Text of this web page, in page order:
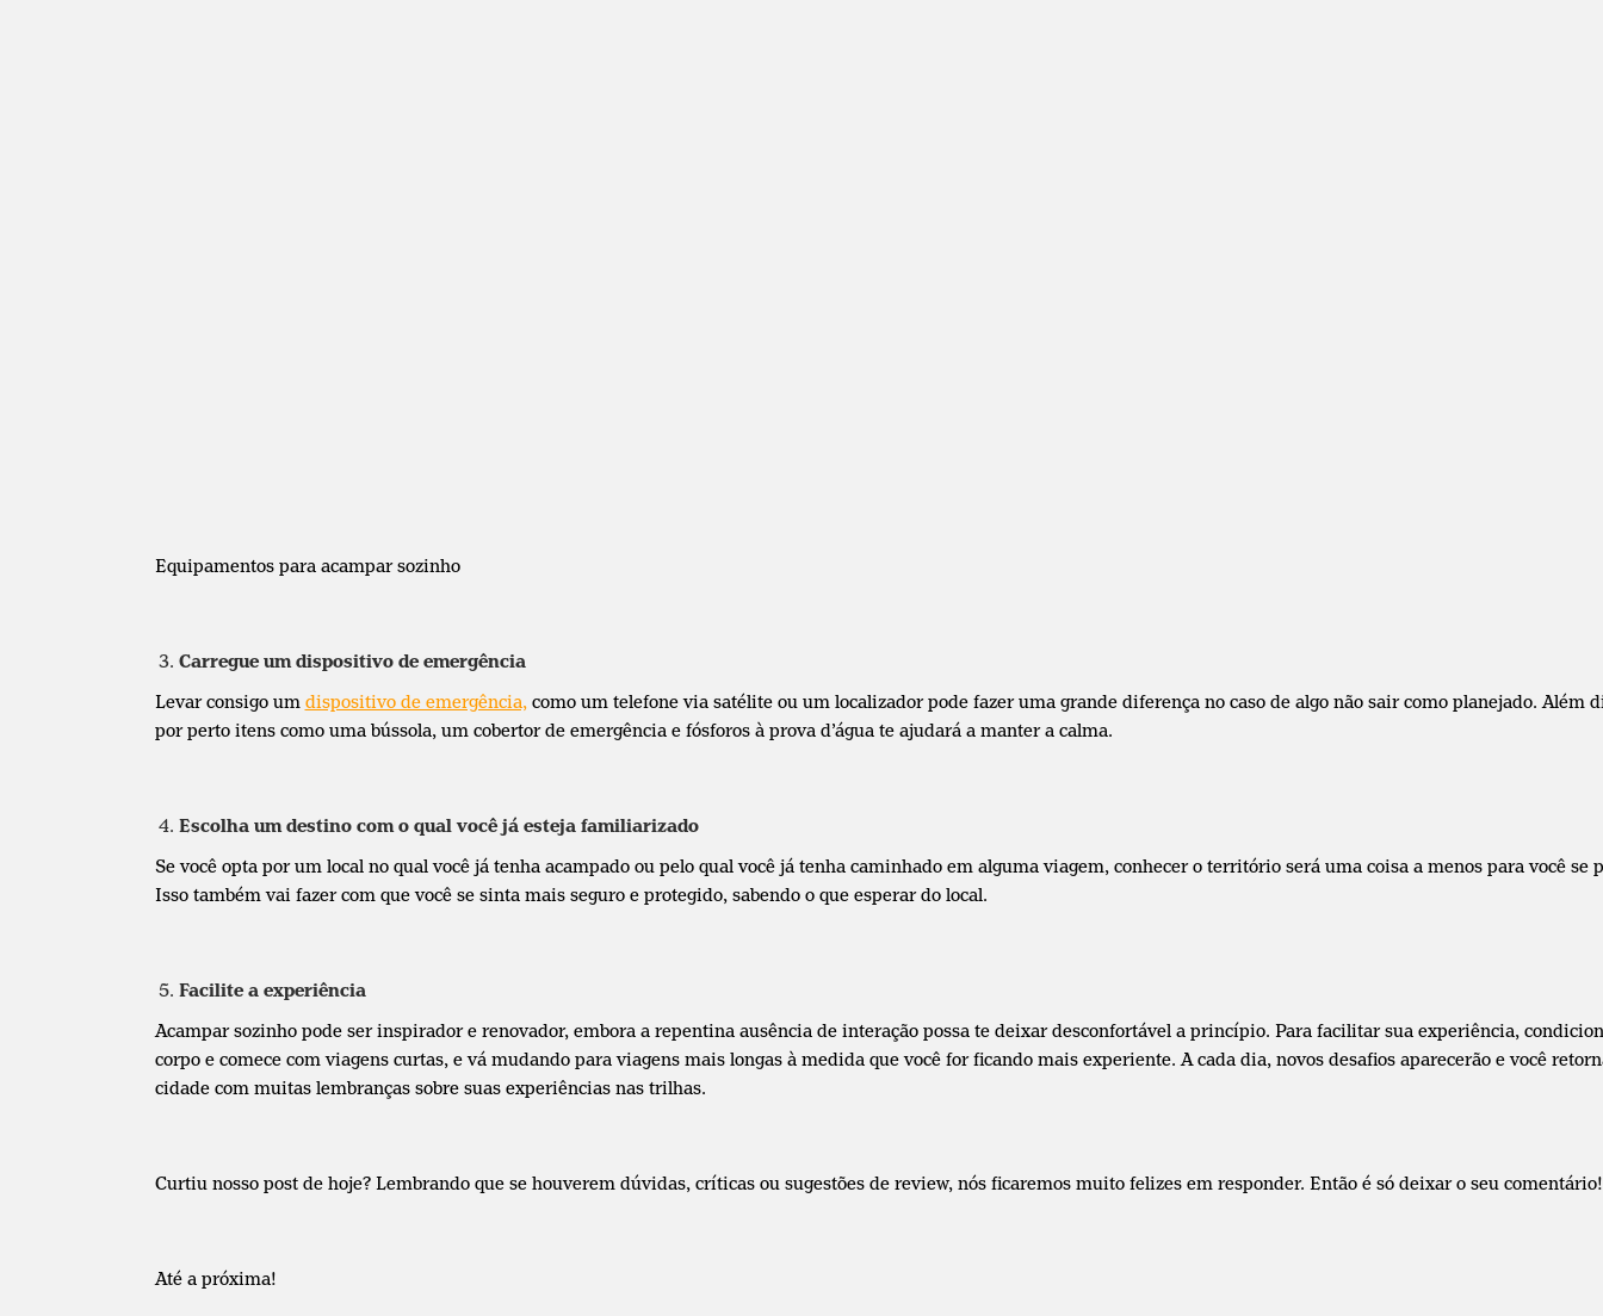
Equipamentos para acampar sozinho
Carregue um dispositivo de emergência
Levar consigo um dispositivo de emergência, como um telefone via satélite ou um localizador pode fazer uma grande diferença no caso de algo não sair como planejado. Além
por perto itens como uma bússola, um cobertor de emergência e fósforos à prova d’água te ajudará a manter a calma.
Escolha um destino com o qual você já esteja familiarizado
Se você opta por um local no qual você já tenha acampado ou pelo qual você já tenha caminhado em alguma viagem, conhecer o território será uma coisa a menos para você se
Isso também vai fazer com que você se sinta mais seguro e protegido, sabendo o que esperar do local.
Facilite a experiência
Acampar sozinho pode ser inspirador e renovador, embora a repentina ausência de interação possa te deixar desconfortável a princípio. Para facilitar sua experiência,
corpo e comece com viagens curtas, e vá mudando para viagens mais longas à medida que você for ficando mais experiente. A cada dia, novos desafios aparecerão e você
cidade com muitas lembranças sobre suas experiências nas trilhas.
Curtiu nosso post de hoje? Lembrando que se houverem dúvidas, críticas ou sugestões de review, nós ficaremos muito felizes em responder. Então é só deixar o seu comentário!
Até a próxima!